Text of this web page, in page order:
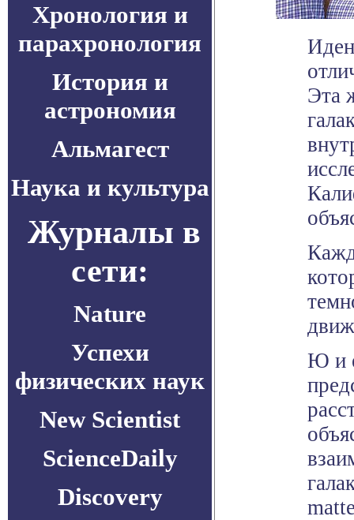
Хронология и
парахронология
История и
астрономия
Альмагест
Наука и культура
Журналы в
сети:
Nature
Успехи
физических наук
New Scientist
ScienceDaily
Discovery
Эта
Ю и